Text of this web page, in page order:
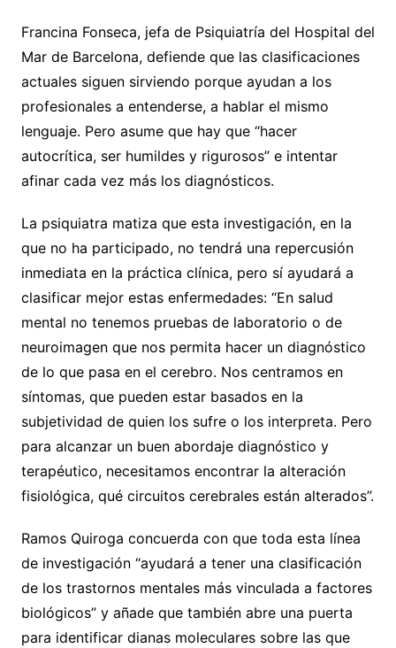
Francina Fonseca, jefa de Psiquiatría del Hospital del
Mar de Barcelona, defiende que las clasificaciones
actuales siguen sirviendo porque ayudan a los
profesionales a entenderse, a hablar el mismo
lenguaje. Pero asume que hay que “hacer
autocrítica, ser humildes y rigurosos” e intentar
afinar cada vez más los diagnósticos.
La psiquiatra matiza que esta investigación, en la
que no ha participado, no tendrá una repercusión
inmediata en la práctica clínica, pero sí ayudará a
clasificar mejor estas enfermedades: “En salud
mental no tenemos pruebas de laboratorio o de
neuroimagen que nos permita hacer un diagnóstico
de lo que pasa en el cerebro. Nos centramos en
síntomas, que pueden estar basados en la
subjetividad de quien los sufre o los interpreta. Pero
para alcanzar un buen abordaje diagnóstico y
terapéutico, necesitamos encontrar la alteración
fisiológica, qué circuitos cerebrales están alterados”.
Ramos Quiroga concuerda con que toda esta línea
de investigación “ayudará a tener una clasificación
de los trastornos mentales más vinculada a factores
biológicos” y añade que también abre una puerta
para identificar dianas moleculares sobre las que